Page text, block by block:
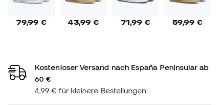
79,99 € 43,99 € 71,99 € 59,99 €
Kostenloser Versand nach España Peninsular ab
60 €
4,99 € für kleinere Bestellungen